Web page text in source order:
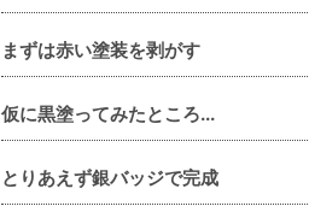
まずは赤い塗装を剥がす
仮に黒塗ってみたところ...
とりあえず銀バッジで完成